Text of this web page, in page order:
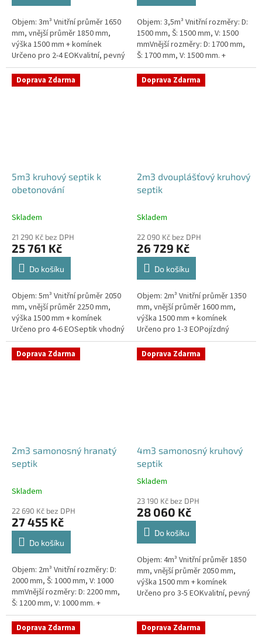
Objem: 3m³ Vnitřní průměr 1650
mm, vnější průměr 1850 mm,
výška 1500 mm + komínek
Určeno pro 2-4 EOKvalitní, pevný
septik bez potřeby
obetonováníPrůměr a pozici
přítoku a...
Objem: 3,5m³ Vnitřní rozměry: D:
1500 mm, Š: 1500 mm, V: 1500
mmVnější rozměry: D: 1700 mm,
Š: 1700 mm, V: 1500 mm. +
komínek Určeno pro 2-4
EOSeptik vhodný pod parkovací
stání,...
Doprava Zdarma
5m3 kruhový septik k
obetonování
Skladem
21 290 Kč bez DPH
25 761 Kč
Do košíku
Objem: 5m³ Vnitřní průměr 2050
mm, vnější průměr 2250 mm,
výška 1500 mm + komínek
Určeno pro 4-6 EOSeptik vhodný
pod parkovací stání,
komunikace a do jílovité
zeminyPrůměr...
Doprava Zdarma
2m3 dvouplášťový kruhový
septik
Skladem
22 090 Kč bez DPH
26 729 Kč
Do košíku
Objem: 2m³ Vnitřní průměr 1350
mm, vnější průměr 1600 mm,
výška 1500 mm + komínek
Určeno pro 1-3 EOPojízdný
septik vhodný do míst s
vysokou hladinou spodní
vodyPrůměr a pozici...
Doprava Zdarma
2m3 samonosný hranatý
septik
Skladem
22 690 Kč bez DPH
27 455 Kč
Do košíku
Objem: 2m³ Vnitřní rozměry: D:
2000 mm, Š: 1000 mm, V: 1000
mmVnější rozměry: D: 2200 mm,
Š: 1200 mm, V: 1000 mm. +
komínek Určeno pro 1-3
EOKvalitní, pevný septik bez
potřeby...
Doprava Zdarma
4m3 samonosný kruhový
septik
Průměrné
produktu
je
4,3
hvězdiček.
Skladem
23 190 Kč bez DPH
28 060 Kč
Do košíku
Objem: 4m³ Vnitřní průměr 1850
mm, vnější průměr 2050 mm,
výška 1500 mm + komínek
Určeno pro 3-5 EOKvalitní, pevný
obetonováníPrůměr a pozici
přítoku a odtoku...
Doprava Zdarma Doprava Zdarma